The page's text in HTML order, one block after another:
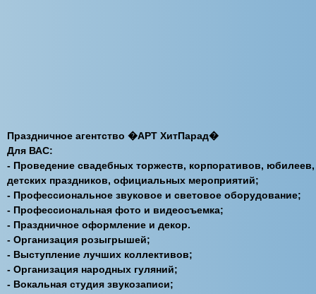
Праздничное агентство �АРТ ХитПарад�
Для ВАС:
- Проведение свадебных торжеств, корпоративов, юбилеев,
детских праздников, официальных мероприятий;
- Профессиональное звуковое и световое оборудование;
- Профессиональная фото и видеосъемка;
- Праздничное оформление и декор.
- Организация розыгрышей;
- Выступление лучших коллективов;
- Организация народных гуляний;
- Вокальная студия звукозаписи;